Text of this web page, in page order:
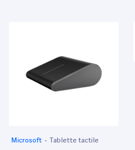
Microsoft - Tablette tactile